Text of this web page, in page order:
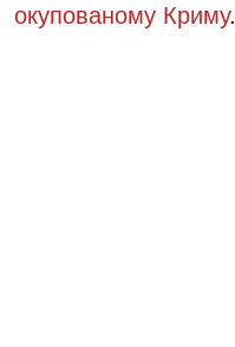
окупованому Криму.